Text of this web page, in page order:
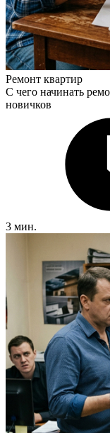
Ремонт квартир
С чего начинать
новичков
3 мин.